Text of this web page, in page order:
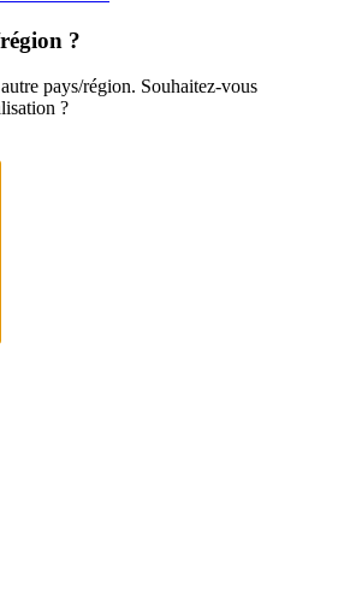
?
pays/région. Souhaitez-vous
?